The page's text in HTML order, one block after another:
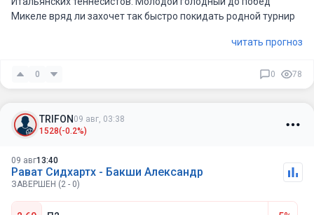
Микеле вряд ли захочет так быстро покидать родной турнир
читать прогноз
0 0 78
TRIFON09 авг, 03:38
1528(-0.2%)
09 авг13:40
Рават Сидхартх - Бакши Александр
ЗАВЕРШЕН (2 - 0)